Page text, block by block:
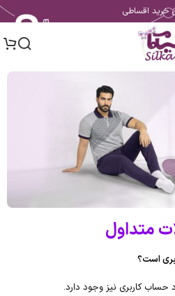
خرید اقساطی
متداول
است؟
کاربری نیز وجود دارد.